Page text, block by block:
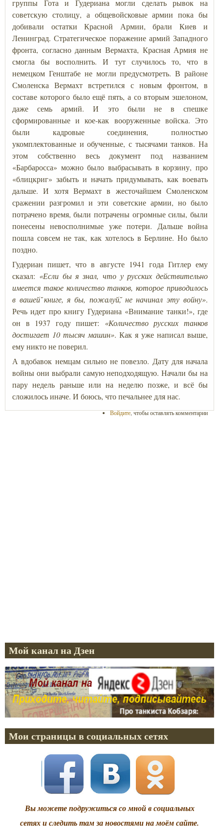
группы Гота и Гудериана могли сделать рывок на
советскую столицу, а общевойсковые армии пока бы
добивали остатки Красной Армии, брали Киев и
Ленинград. Стратегическое поражение армий Западного
фронта, согласно данным Вермахта, Красная Армия не
смогла бы восполнить. И тут случилось то, что в
немецком Генштабе не могли предусмотреть. В районе
Смоленска Вермахт встретился с новым фронтом, в
составе которого было ещё пять, а со вторым эшелоном,
даже семь армий. И это были не в спешке
сформированные и кое-как вооруженные войска. Это
были кадровые соединения, полностью
укомплектованные и обученные, с тысячами танков. На
этом собственно весь документ под названием
«Барбаросса» можно было выбрасывать в корзину, про
«блицкриг» забыть и начать придумывать, как воевать
дальше. И хотя Вермахт в жесточайшем Смоленском
сражении разгромил и эти советские армии, но было
потрачено время, были потрачены огромные силы, были
понесены невосполнимые уже потери. Дальше война
пошла совсем не так, как хотелось в Берлине. Но было
поздно.
Гудериан пишет, что в августе 1941 года Гитлер ему
сказал: «Если бы я знал, что у русских действительно
имеется такое количество танков, которое приводилось
в вашей̆ книге, я бы, пожалуй̆, не начинал эту войну».
Речь идет про книгу Гудериана «Внимание танки!», где
он в 1937 году пишет: «Количество русских танков
достигает 10 тысяч машин». Как я уже написал выше,
ему никто не поверил.
А вдобавок немцам сильно не повезло. Дату для начала
войны они выбрали самую неподходящую. Начали бы на
пару недель раньше или на неделю позже, и всё бы
сложилось иначе. И боюсь, что печальнее для нас.
Войдите, чтобы оставлять комментарии
Мой канал на Дзен
Мои страницы в социальных сетях
Вы можете подружиться со мной в социальных
сетях и следить там за новостями на моём сайте.